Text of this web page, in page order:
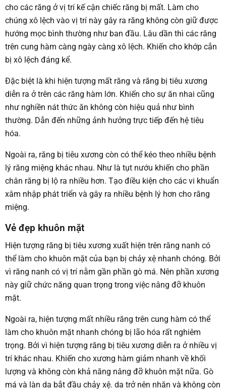
cho các răng ở vị trí kế cận chiếc răng bị mất. Làm cho
chúng xô lệch vào vị trí này gây ra răng không còn giữ được
hướng mọc bình thường như ban đầu. Lâu dần thì các răng
trên cung hàm càng ngày càng xô lệch. Khiến cho khớp cắn
bị xô lệch đáng kể.
Đặc biệt là khi hiện tượng mất răng và răng bị tiêu xương
diễn ra ở trên các răng hàm lớn. Khiến cho sự ăn nhai cũng
như nghiền nát thức ăn không còn hiệu quả như bình
thường. Dẫn đến những ảnh hưởng trực tiếp đến hệ tiêu
hóa.
Ngoài ra, răng bị tiêu xương còn có thể kéo theo nhiều bệnh
lý răng miệng khác nhau. Như là tụt nướu khiến cho phần
chân răng bị lộ ra nhiều hơn. Tạo điều kiện cho các vi khuẩn
xâm nhập phát triển và gây ra nhiều bệnh lý hơn cho răng
miệng.
Vẻ đẹp khuôn mặt
Hiện tượng răng bị tiêu xương xuất hiện trên răng nanh có
thể làm cho khuôn mặt của bạn bị chảy xệ nhanh chóng. Bởi
vì răng nanh có vị trí nằm gần phần gò má. Nên phần xương
này giữ chức năng quan trọng trong việc nâng đỡ khuôn
mặt.
Ngoài ra, hiện tượng mất nhiều răng trên cung hàm có thể
làm cho khuôn mặt nhanh chóng bị lão hóa rất nghiêm
trọng. Bởi vì hiện tượng răng bị tiêu xương diễn ra ở nhiều vị
trí khác nhau. Khiến cho xương hàm giảm nhanh về khối
lượng và không còn khả năng nâng đỡ khuôn mặt nữa. Gò
má và làn da bắt đầu chảy xệ. da trở nên nhăn và không còn